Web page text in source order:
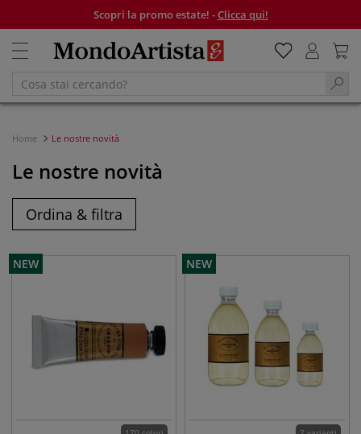
Scopri la promo estate! -Clicca qui!
Home Le nostre novità
Le nostre novità
Ordina & filtra
NEW NEW